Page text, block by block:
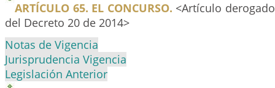
ARTÍCULO 65. EL CONCURSO. <Artículo
del Decreto 20 de 2014>
Notas de Vigencia
Jurisprudencia Vigencia
Legislación Anterior